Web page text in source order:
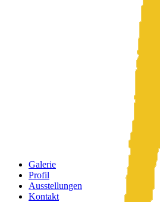
Galerie
Profil
Ausstellungen
Kontakt